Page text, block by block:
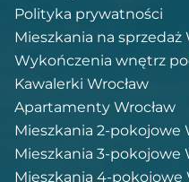
Polityka prywatności
Mieszkania na sprzedaż
Wykończenia wnętrz
Kawalerki Wrocław
Apartamenty Wrocław
Mieszkania 2-pokojowe
Mieszkania 3-pokojowe
Mieszkania 4-pokojowe